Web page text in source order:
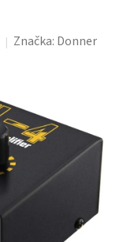
Značka: Donner